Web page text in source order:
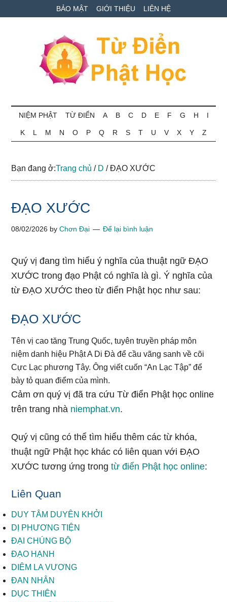
to
to
qua
BẢO MẬT GIỚI THIỆU LIÊN HỆ
Từ
điển
Phật
học
ngữ
NIỆM PHẬT TỪ ĐIỂN A B C D E F G H I
K L M N O P Q R S T U V X Y Z
Bạn đang ở:Trang chủ / D /ĐẠO XƯỚC
ĐẠO XƯỚC
08/02/2026 byChơn Đại Để lại bình luận
Quý vị đang tìm hiểu ý nghĩa của thuật ngữ ĐẠO
XƯỚC trong đạo Phật có nghĩa là gì. Ý nghĩa của
từ ĐẠO XƯỚC theo từ điển Phật học như sau:
ĐẠO XƯỚC
Tên vị cao tăng Trung Quốc, tuyên truyền pháp môn
niệm danh hiệu Phật A Di Đà để cầu vãng sanh về cõi
Cực Lạc phương Tây. Ông viết cuốn “An Lạc Tập” để
bày tỏ quan điểm của mình.
Cảm ơn quý vị đã tra cứu Từ điển Phật học online
trên trang nhà niemphat.vn.
Quý vị cũng có thể tìm hiểu thêm các từ khóa,
thuật ngữ Phật học khác có liên quan với ĐẠO
XƯỚC tương ứng trongtừ điển Phật học online:
Liên Quan
DUY TÂM DUYÊN KHỞI
DỊ PHƯƠNG TIỆN
ĐẠI CHÚNG BỘ
ĐẠO HẠNH
DIÊM LA VƯƠNG
ĐAN NHÂN
DỤC THIÊN